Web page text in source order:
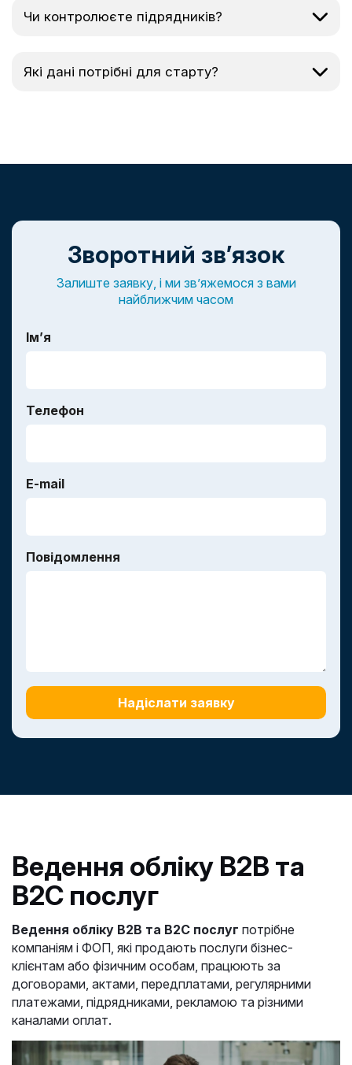
Чи контролюєте підрядників?
Які дані потрібні для старту?
Зворотний зв’язок
Залиште заявку, і ми зв’яжемося з вами
найближчим часом
Ім’я
Телефон
E-mail
Повідомлення
Надіслати заявку
Ведення обліку B2B та
B2C послуг
Ведення обліку B2B та B2C послуг потрібне
компаніям і ФОП, які продають послуги бізнес-
клієнтам або фізичним особам, працюють за
договорами, актами, передплатами, регулярними
платежами, підрядниками, рекламою та різними
каналами оплат.